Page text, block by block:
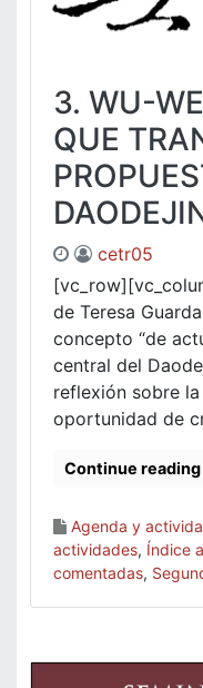
3. WU-
QUE
cetr05
de Teresa
concepto “de
central del
reflexión sobre
oportunidad de
Continue reading
Agenda y
actividades, Índice
comentadas,